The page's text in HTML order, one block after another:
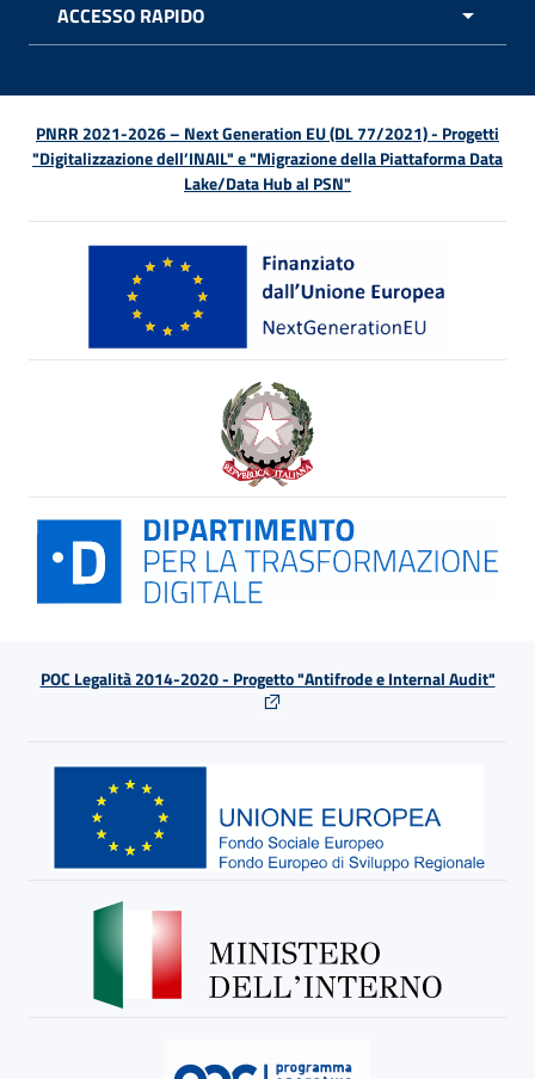
ACCESSO RAPIDO
PNRR 2021-2026 – Next Generation EU (DL 77/2021) - Progetti
"Digitalizzazione dell’INAIL" e "Migrazione della Piattaforma Data
Lake/Data Hub al PSN"
POC Legalità 2014-2020 - Progetto "Antifrode e Internal Audit"